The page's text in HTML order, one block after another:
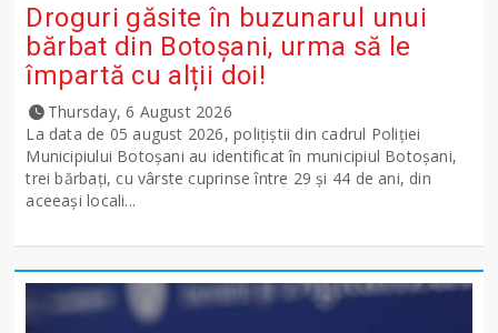
Droguri găsite în buzunarul unui
bărbat din Botoșani, urma să le
împartă cu alții doi!
Thursday, 6 August 2026
La data de 05 august 2026, polițiștii din cadrul Poliției
Municipiului Botoșani au identificat în municipiul Botoșani,
trei bărbați, cu vârste cuprinse între 29 și 44 de ani, din
aceeași locali...